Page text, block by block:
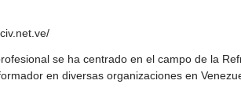
se ha centrado en el campo de la
en diversas organizaciones en